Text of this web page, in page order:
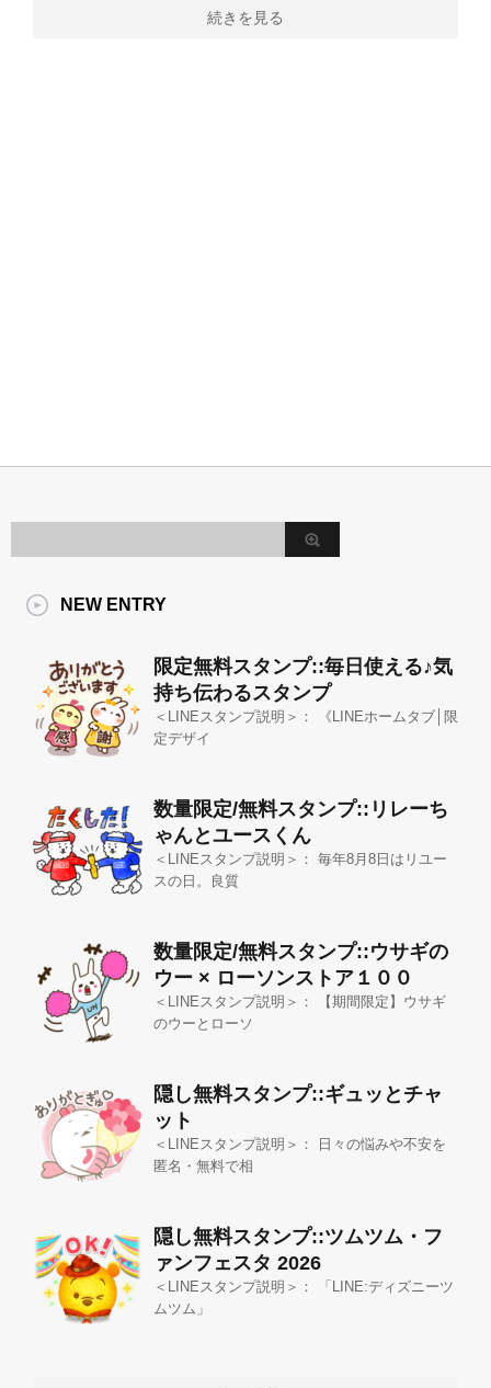
続きを見る
NEW ENTRY
限定無料スタンプ::毎日使える♪気
持ち伝わるスタンプ
＜LINEスタンプ説明＞： 《LINEホームタブ│限
定デザイ
数量限定/無料スタンプ::リレーち
ゃんとユースくん
＜LINEスタンプ説明＞： 毎年8月8日はリユー
スの日。良質
数量限定/無料スタンプ::ウサギの
ウー × ローソンストア１００
＜LINEスタンプ説明＞： 【期間限定】ウサギ
のウーとローソ
隠し無料スタンプ::ギュッとチャ
ット
＜LINEスタンプ説明＞： 日々の悩みや不安を
匿名・無料で相
隠し無料スタンプ::ツムツム・フ
ァンフェスタ 2026
＜LINEスタンプ説明＞： 「LINE:ディズニーツ
ムツム」